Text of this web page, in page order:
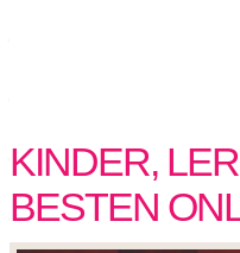
KINDER,
BESTEN